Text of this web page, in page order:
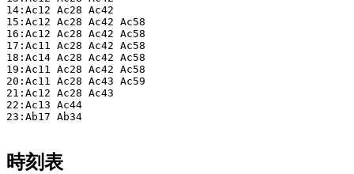
14:Ac12 Ac28 Ac42
15:Ac12 Ac28 Ac42 Ac58
16:Ac12 Ac28 Ac42 Ac58
17:Ac11 Ac28 Ac42 Ac58
18:Ac14 Ac28 Ac42 Ac58
19:Ac11 Ac28 Ac42 Ac58
20:Ac11 Ac28 Ac43 Ac59
21:Ac12 Ac28 Ac43
22:Ac13 Ac44
23:Ab17 Ab34
時刻表